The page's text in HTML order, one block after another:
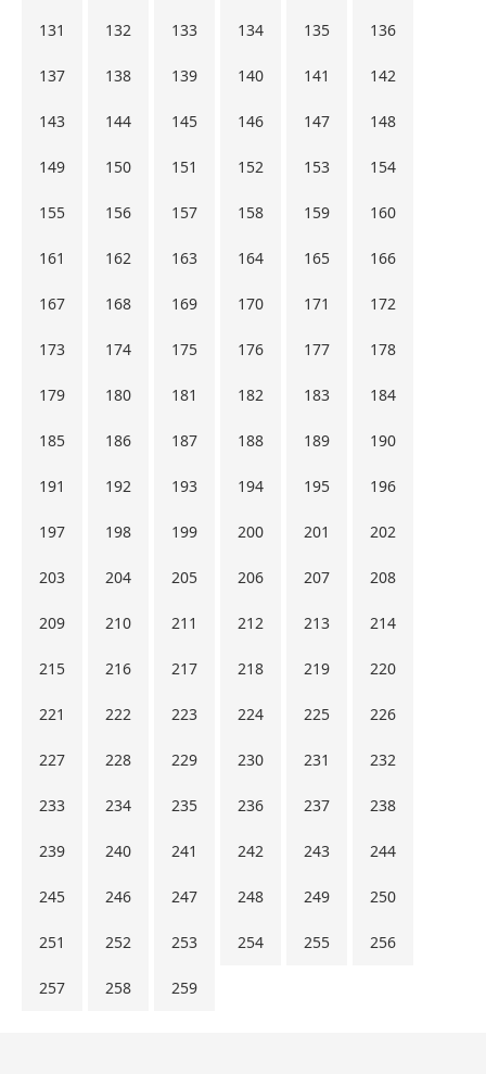
131 132 133 134 135 136
137 138 139 140 141 142
143 144 145 146 147 148
149 150 151 152 153 154
155 156 157 158 159 160
161 162 163 164 165 166
167 168 169 170 171 172
173 174 175 176 177 178
179 180 181 182 183 184
185 186 187 188 189 190
191 192 193 194 195 196
197 198 199 200 201 202
203 204 205 206 207 208
209 210 211 212 213 214
215 216 217 218 219 220
221 222 223 224 225 226
227 228 229 230 231 232
233 234 235 236 237 238
239 240 241 242 243 244
245 246 247 248 249 250
251 252 253 254 255 256
257 258 259